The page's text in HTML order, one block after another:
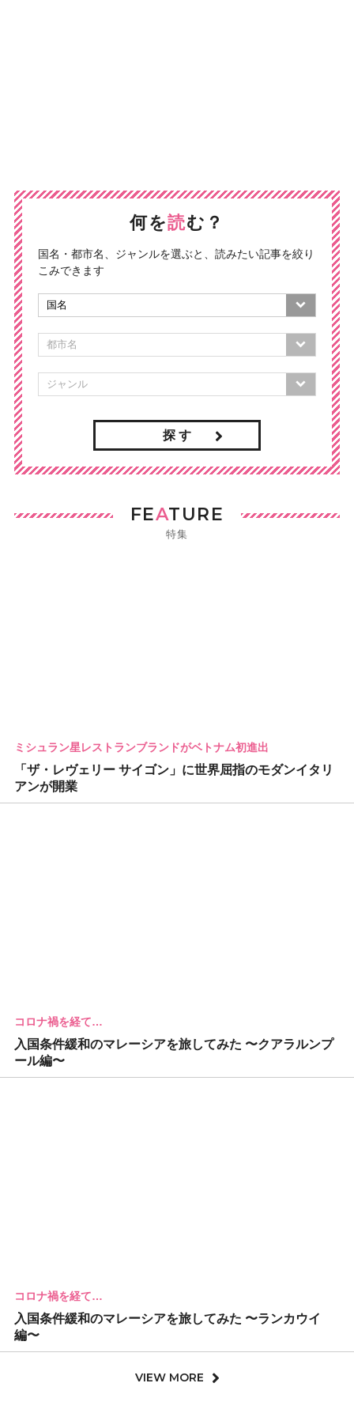
何を読む？
国名・都市名、ジャンルを選ぶと、読みたい記事を絞り
こみできます
探 す
FEATURE
特集
ミシュラン星レストランブランドがベトナム初進出
「ザ・レヴェリー サイゴン」に世界屈指のモダンイタリ
アンが開業
コロナ禍を経て…
入国条件緩和のマレーシアを旅してみた 〜クアラルンプ
ール編〜
コロナ禍を経て…
入国条件緩和のマレーシアを旅してみた 〜ランカウイ
編〜
VIEW MORE